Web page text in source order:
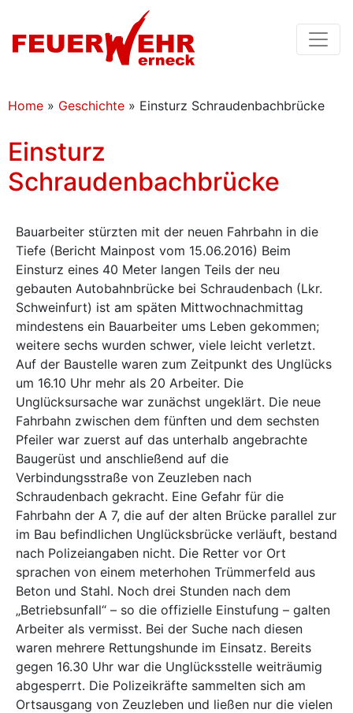
Home » Geschichte » Einsturz Schraudenbachbrücke
Einsturz
Schraudenbachbrücke
Bauarbeiter stürzten mit der neuen Fahrbahn in die
Tiefe (Bericht Mainpost vom 15.06.2016) Beim
Einsturz eines 40 Meter langen Teils der neu
gebauten Autobahnbrücke bei Schraudenbach (Lkr.
Schweinfurt) ist am späten Mittwochnachmittag
mindestens ein Bauarbeiter ums Leben gekommen;
weitere sechs wurden schwer, viele leicht verletzt.
Auf der Baustelle waren zum Zeitpunkt des Unglücks
um 16.10 Uhr mehr als 20 Arbeiter. Die
Unglücksursache war zunächst ungeklärt. Die neue
Fahrbahn zwischen dem fünften und dem sechsten
Pfeiler war zuerst auf das unterhalb angebrachte
Baugerüst und anschließend auf die
Verbindungsstraße von Zeuzleben nach
Schraudenbach gekracht. Eine Gefahr für die
Fahrbahn der A 7, die auf der alten Brücke parallel zur
im Bau befindlichen Unglücksbrücke verläuft, bestand
nach Polizeiangaben nicht. Die Retter vor Ort
sprachen von einem meterhohen Trümmerfeld aus
Beton und Stahl. Noch drei Stunden nach dem
„Betriebsunfall“ – so die offizielle Einstufung – galten
Arbeiter als vermisst. Bei der Suche nach diesen
waren mehrere Rettungshunde im Einsatz. Bereits
gegen 16.30 Uhr war die Unglücksstelle weiträumig
abgesperrt. Die Polizeikräfte sammelten sich am
Ortsausgang von Zeuzleben und ließen nur die vielen